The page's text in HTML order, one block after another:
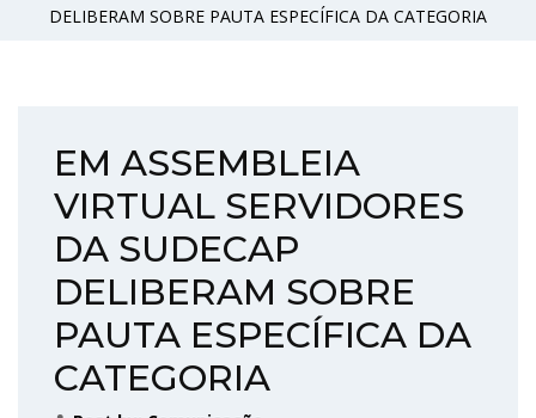
DELIBERAM SOBRE PAUTA ESPECÍFICA DA CATEGORIA
EM ASSEMBLEIA
VIRTUAL SERVIDORES
DA SUDECAP
DELIBERAM SOBRE
PAUTA ESPECÍFICA DA
CATEGORIA